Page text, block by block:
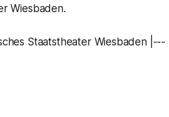
Wiesbaden.
Staatstheater Wiesbaden |---